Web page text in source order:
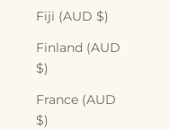
Fiji (AUD $)
Finland (AUD
$)
France (AUD
$)